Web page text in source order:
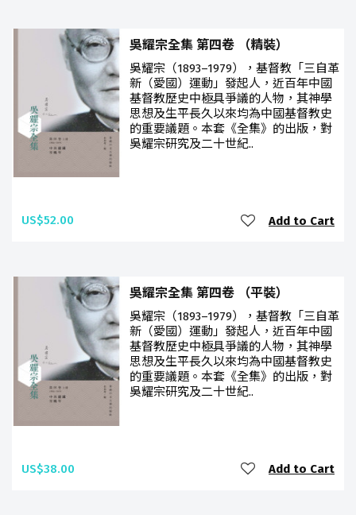
吳耀宗全集 第四卷 （精裝）
吳耀宗（1893–1979），基督教「三自革
新（愛國）運動」發起人，近百年中國
基督教歷史中極具爭議的人物，其神學
思想及生平長久以來均為中國基督教史
的重要議題。本套《全集》的出版，對
吳耀宗研究及二十世紀..
US$52.00 Add to Cart
吳耀宗全集 第四卷 （平裝）
吳耀宗（1893–1979），基督教「三自革
新（愛國）運動」發起人，近百年中國
基督教歷史中極具爭議的人物，其神學
思想及生平長久以來均為中國基督教史
的重要議題。本套《全集》的出版，對
吳耀宗研究及二十世紀..
US$38.00 Add to Cart